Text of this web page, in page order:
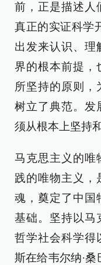
前，正是描述人
真正的实证科学
出发来认识、理
界的根本前提，
所坚持的原则，
树立了典范。发
须从根本上坚持
马克思主义的唯
践的唯物主义，
魂，奠定了中国
基础。坚持以马
哲学社会科学得
斯在给韦尔纳·